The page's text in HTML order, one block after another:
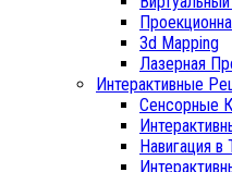
3d Mapping
Лазерная
Интерактивные
Сенсорные
Навигация